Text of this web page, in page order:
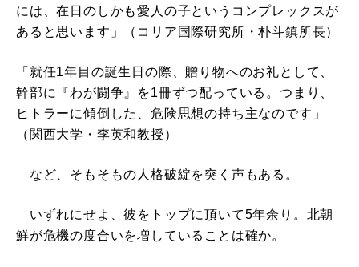
には、在日のしかも愛人の子というコンプレックスが
あると思います」（コリア国際研究所・朴斗鎮所長）
「就任1年目の誕生日の際、贈り物へのお礼として、
幹部に『わが闘争』を1冊ずつ配っている。つまり、
ヒトラーに傾倒した、危険思想の持ち主なのです」
（関西大学・李英和教授）
など、そもそもの人格破綻を突く声もある。
いずれにせよ、彼をトップに頂いて5年余り。北朝
鮮が危機の度合いを増していることは確か。